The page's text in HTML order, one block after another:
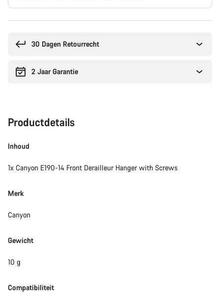
30 Dagen Retourrecht
2 Jaar Garantie
Productdetails
Inhoud
1x Canyon E190-14 Front Derailleur Hanger with Screws
Merk
Canyon
Gewicht
10 g
Compatibiliteit